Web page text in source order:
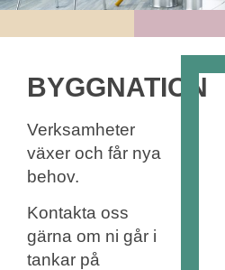
BYGGNATION
Verksamheter
växer och får nya
behov.
Kontakta oss
gärna om ni går i
tankar på